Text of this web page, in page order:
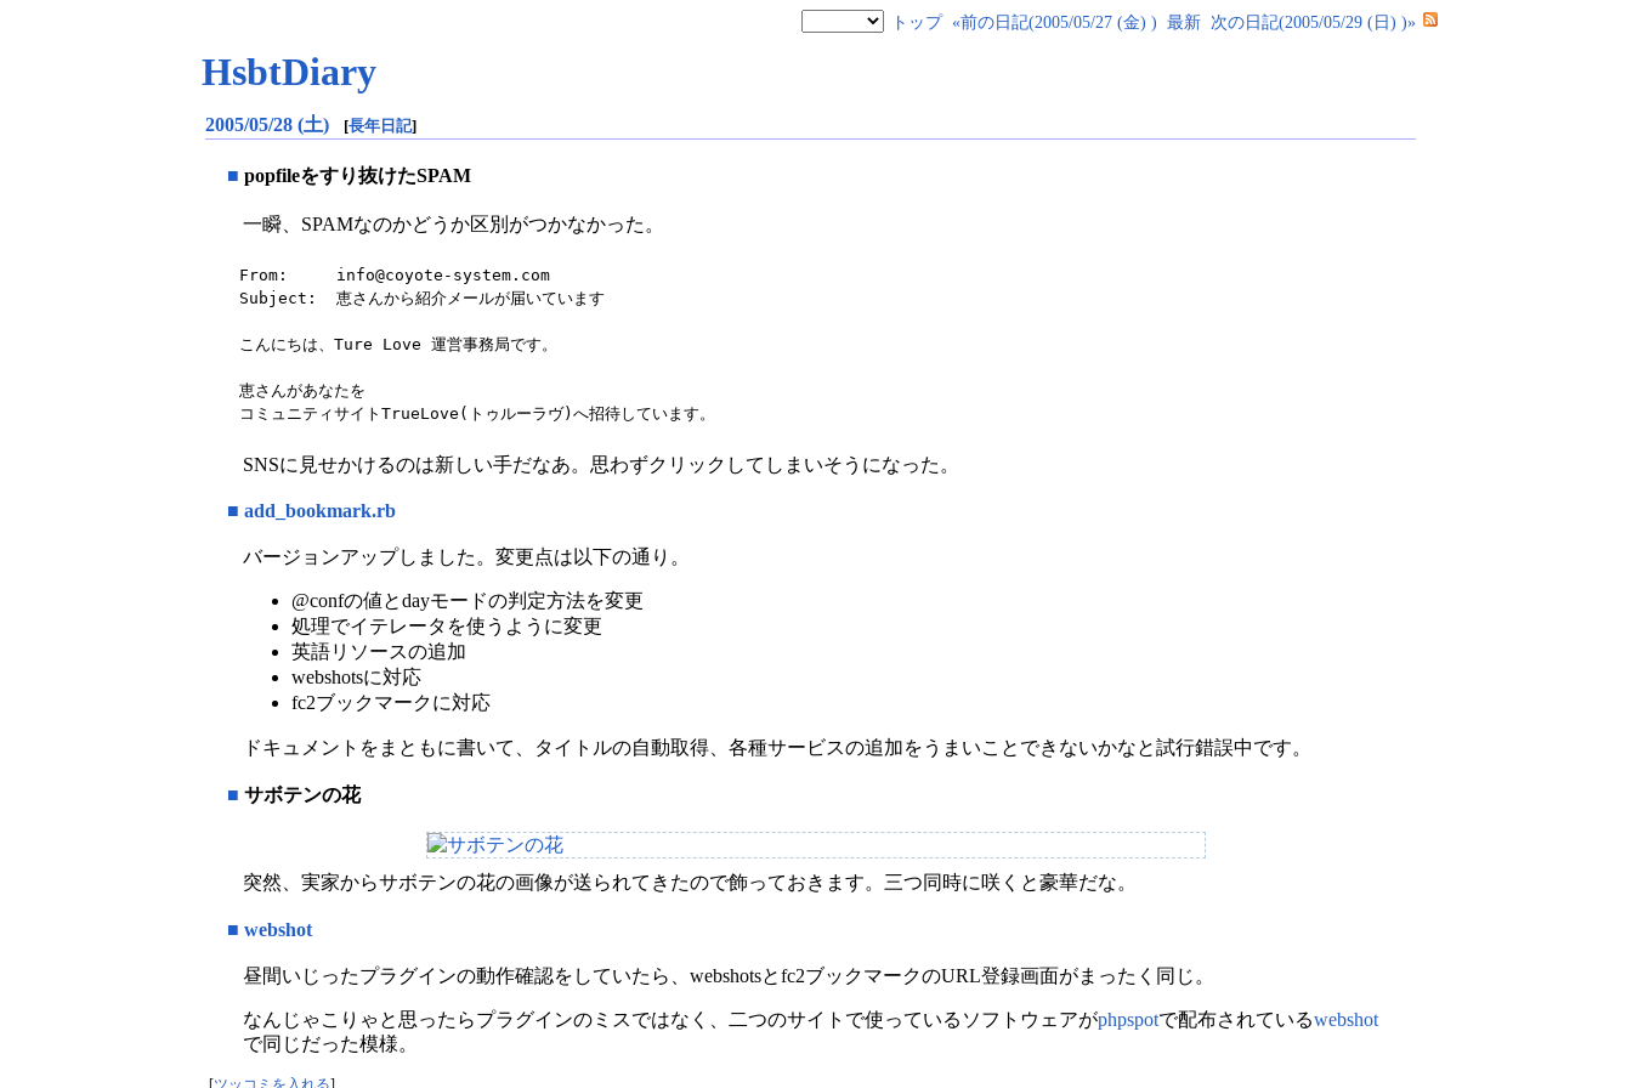
トップ «前の日記(2005/05/27 (金) ) 最新 次の日記(2005/05/29 (日) )»
HsbtDiary
2005/05/28 (土) [長年日記]
■ popfileをすり抜けたSPAM
一瞬、SPAMなのかどうか区別がつかなかった。
From:     info@coyote-system.com
Subject:  恵さんから紹介メールが届いています
こんにちは、Ture Love 運営事務局です。
恵さんがあなたを
コミュニティサイトTrueLove(トゥルーラヴ)へ招待しています。
SNSに見せかけるのは新しい手だなあ。思わずクリックしてしまいそうになった。
■ add_bookmark.rb
バージョンアップしました。変更点は以下の通り。
@confの値とdayモードの判定方法を変更
処理でイテレータを使うように変更
英語リソースの追加
webshotsに対応
fc2ブックマークに対応
ドキュメントをまともに書いて、タイトルの自動取得、各種サービスの追加をうまいことできないかなと試行錯誤中です。
■ サボテンの花
突然、実家からサボテンの花の画像が送られてきたので飾っておきます。三つ同時に咲くと豪華だな。
■ webshot
昼間いじったプラグインの動作確認をしていたら、webshotsとfc2ブックマークのURL登録画面がまったく同じ。
なんじゃこりゃと思ったらプラグインのミスではなく、二つのサイトで使っているソフトウェアがphpspotで配布されているwebshot
で同じだった模様。
[ツッコミを入れる]